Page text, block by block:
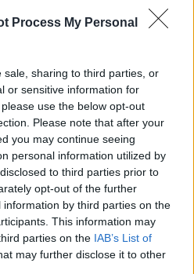
Process My Personal
sale, sharing to third parties, or
or sensitive information for
use the below opt-out
Please note that after your
you may continue seeing
personal information utilized by
to third parties prior to
opt-out of the further
by third parties on the
This information may
parties on the IAB’s List of
may further disclose it to other
beállítások mellett, 30fps
10 (build 1909.1350)
4690 vagy AMD Ryzen 3
GTX 1060 3GB vagy